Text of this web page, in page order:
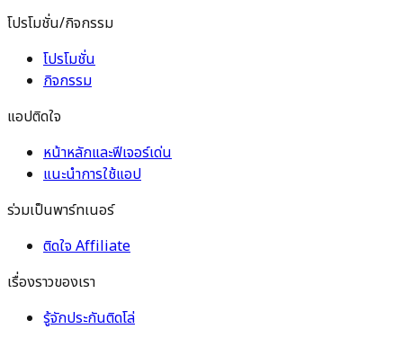
โปรโมชั่น/กิจกรรม
โปรโมชั่น
กิจกรรม
แอปติดใจ
หน้าหลักและฟีเจอร์เด่น
แนะนำการใช้แอป
ร่วมเป็นพาร์ทเนอร์
ติดใจ Affiliate
เรื่องราวของเรา
รู้จักประกันติดโล่